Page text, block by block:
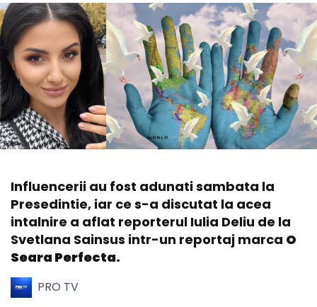
Influencerii au fost adunati sambata la
Presedintie, iar ce s-a discutat la acea
intalnire a aflat reporterul Iulia Deliu de la
Svetlana Sainsus intr-un reportaj marca O
Seara Perfecta.
PRO TV